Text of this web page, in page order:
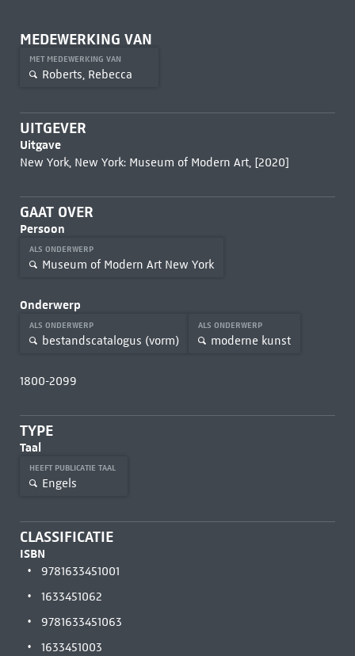
MEDEWERKING VAN
MET MEDEWERKING VAN
Roberts, Rebecca
UITGEVER
Uitgave
New York, New York: Museum of Modern Art, [2020]
GAAT OVER
Persoon
ALS ONDERWERP
Museum of Modern Art New York
Onderwerp
ALS ONDERWERP
bestandscatalogus (vorm)
ALS ONDERWERP
moderne kunst
1800-2099
TYPE
Taal
HEEFT PUBLICATIE TAAL
Engels
CLASSIFICATIE
ISBN
9781633451001
1633451062
9781633451063
1633451003